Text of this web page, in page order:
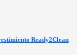
Ready2Clean